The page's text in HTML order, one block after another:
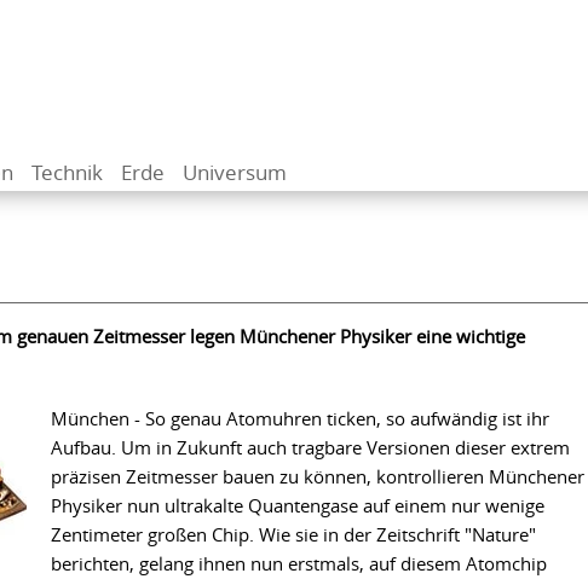
Technik Erde Universum
genauen Zeitmesser legen Münchener Physiker eine wichtige
München - So genau Atomuhren ticken, so aufwändig ist ihr
Aufbau. Um in Zukunft auch tragbare Versionen dieser extrem
präzisen Zeitmesser bauen zu können, kontrollieren Münchener
Physiker nun ultrakalte Quantengase auf einem nur wenige
Zentimeter großen Chip. Wie sie in der Zeitschrift "Nature"
berichten, gelang ihnen nun erstmals, auf diesem Atomchip